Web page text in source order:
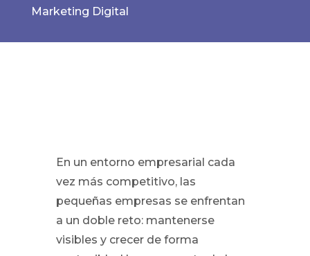
Marketing Digital
En un entorno empresarial cada
vez más competitivo, las
pequeñas empresas se enfrentan
a un doble reto: mantenerse
visibles y crecer de forma